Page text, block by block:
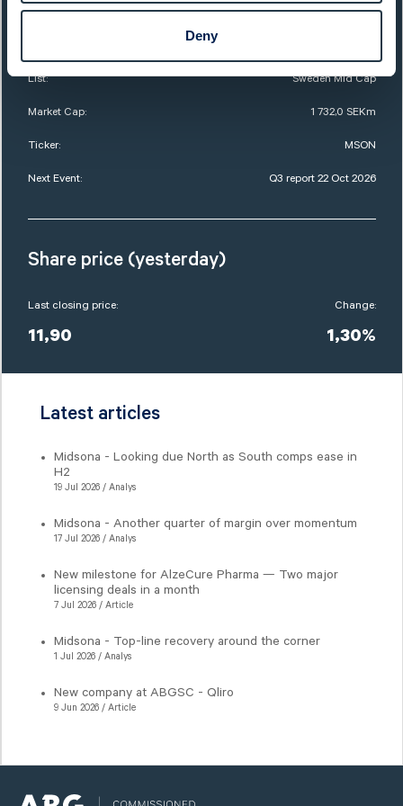
Deny
Sector: Food & Beverages
List: Sweden Mid Cap
Market Cap: 1 732,0 SEKm
Ticker: MSON
Next Event: Q3 report 22 Oct 2026
Share price (yesterday)
Last closing price:
11,90
Change:
1,30%
Latest articles
Midsona - Looking due North as South comps ease in
H2
19 Jul 2026 / Analys
Midsona - Another quarter of margin over momentum
17 Jul 2026 / Analys
New milestone for AlzeCure Pharma — Two major
licensing deals in a month
7 Jul 2026 / Article
Midsona - Top-line recovery around the corner
1 Jul 2026 / Analys
New company at ABGSC - Qliro
9 Jun 2026 / Article